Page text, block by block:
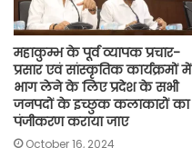
महाकुम्भ के पूर्व व्यापक प्रचार-
प्रसार एवं सांस्कृतिक कार्यक्रमों में
भाग लेने के लिए प्रदेश के सभी
जनपदों के इच्छुक कलाकारों का
पंजीकरण कराया जाए
October 16, 2024